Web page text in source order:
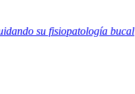
su fisiopatología bucal